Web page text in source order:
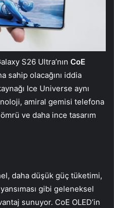
S26 Ultra’nın CoE
sahip olacağını iddia
Ice Universe aynı
amiral gemisi telefona
ve daha ince tasarım
daha düşük güç tüketimi,
gibi geleneksel
sunuyor. CoE OLED’in